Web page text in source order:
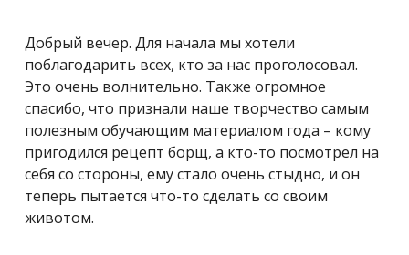
Добрый вечер. Для начала мы хотели
поблагодарить всех, кто за нас проголосовал.
Это очень волнительно. Также огромное
спасибо, что признали наше творчество самым
полезным обучающим материалом года – кому
пригодился рецепт борщ, а кто-то посмотрел на
себя со стороны, ему стало очень стыдно, и он
теперь пытается что-то сделать со своим
животом.